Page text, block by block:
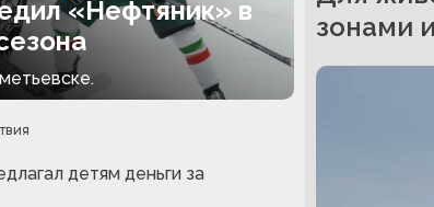
«Нефтяник» в
детям деньги за
зонами